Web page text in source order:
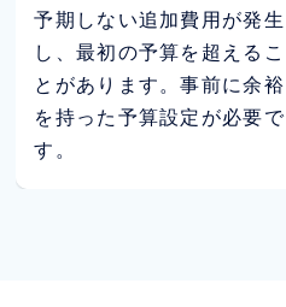
予期しない追加費用が発生
し、最初の予算を超えるこ
とがあります。事前に余裕
を持った予算設定が必要で
す。